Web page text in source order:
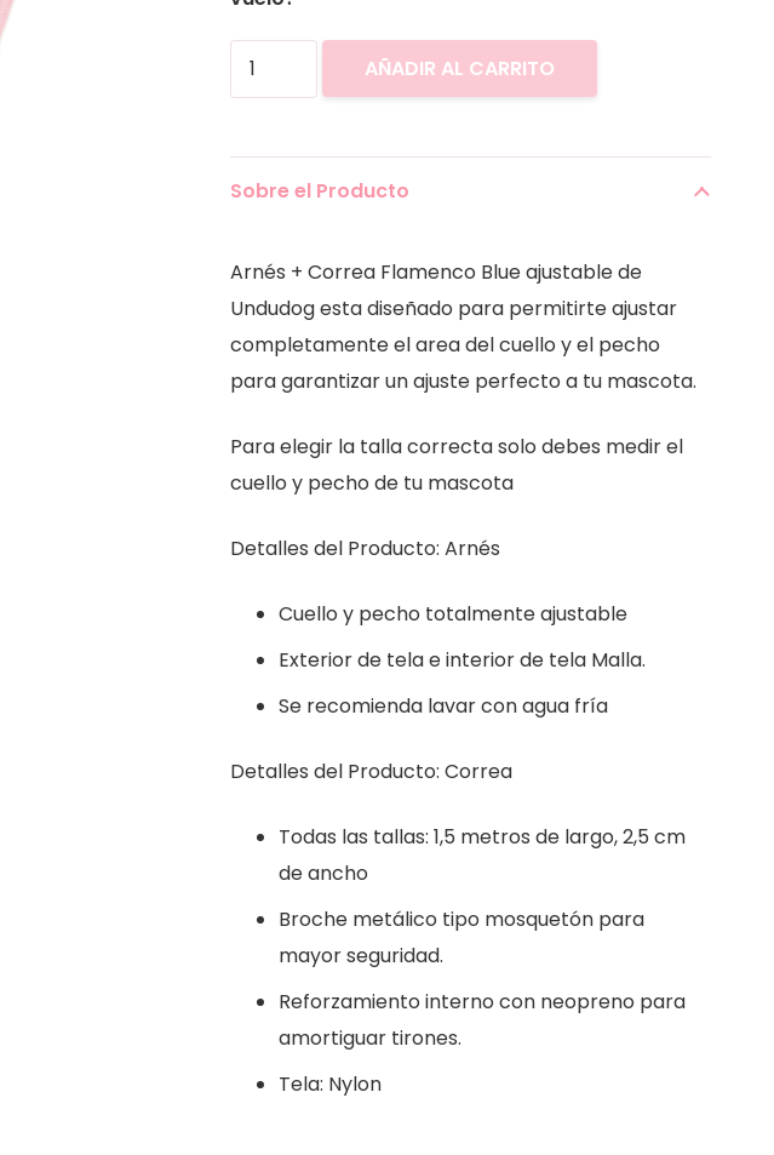
Arnés
+
Flamenco
Blue
AÑADIR AL CARRITO
Sobre el Producto
Arnés + Correa Flamenco Blue ajustable de
Undudog esta diseñado para permitirte ajustar
completamente el area del cuello y el pecho
para garantizar un ajuste perfecto a tu mascota.
Para elegir la talla correcta solo debes medir el
cuello y pecho de tu mascota
Detalles del Producto: Arnés
Cuello y pecho totalmente ajustable
Exterior de tela e interior de tela Malla.
Se recomienda lavar con agua fría
Detalles del Producto: Correa
Todas las tallas: 1,5 metros de largo, 2,5 cm
de ancho
Broche metálico tipo mosquetón para
mayor seguridad.
Reforzamiento interno con neopreno para
amortiguar tirones.
Tela: Nylon